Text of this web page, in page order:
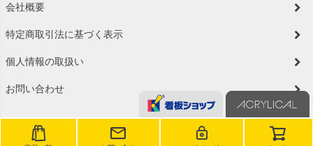
会社概要
特定商取引法に基づく表示
個人情報の取扱い
お問い合わせ